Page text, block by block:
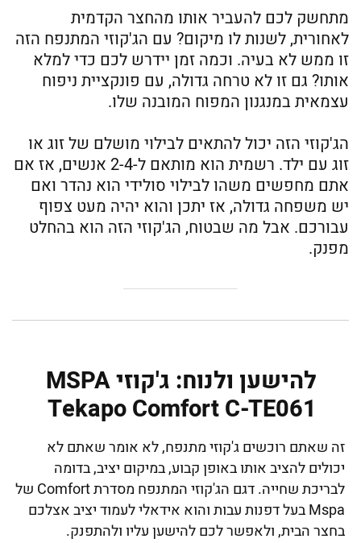
מתחשק לכם להעביר אותו מהחצר הקדמית
לאחורית, לשנות לו מיקום? עם הג'קוזי המתנפח הזה
זו ממש לא בעיה. וכמה זמן יידרש לכם כדי למלא
אותו? גם זו לא טרחה גדולה, עם פונקציית ניפוח
עצמאית במנגנון המפוח המובנה שלו.
הג'קוזי הזה יכול להתאים לבילוי מושלם של זוג או
זוג עם ילד. רשמית הוא מותאם ל-2-4 אנשים, אז אם
אתם מחפשים משהו לבילוי סולידי הוא נהדר ואם
יש משפחה גדולה, אז יתכן והוא יהיה מעט צפוף
עבורכם. אבל מה שבטוח, הג'קוזי הזה הוא בהחלט
מפנק.
להישען ולנוח: ג'קוזי MSPA
Tekapo Comfort C-TE061
זה שאתם רוכשים ג'קוזי מתנפח, לא אומר שאתם לא
יכולים להציב אותו באופן קבוע, במיקום יציב, בדומה
לבריכת שחייה. דגם הג'קוזי המתנפח מסדרת Comfort של
Mspa בעל דפנות עבות והוא אידאלי לעמוד יציב אצלכם
בחצר הבית, ולאפשר לכם להישען עליו ולהתפנק.